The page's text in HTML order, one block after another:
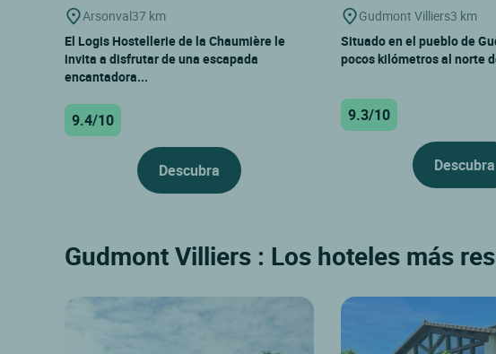
Arsonval37 km
El Logis Hostellerie de la Chaumière le
invita a disfrutar de una escapada
encantadora...
9.4/10
Descubra
Gudmont Villiers3 km
Situado en el pueblo de
pocos kilómetros al norte
9.3/10
Descubra
Gudmont Villiers : Los hoteles más